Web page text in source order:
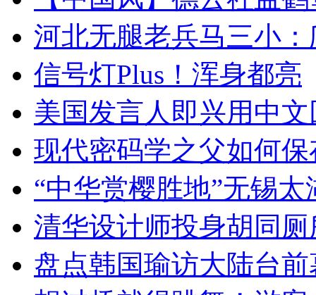
河北无腿老兵马三小
信号灯Plus！浑身都亮
美国发言人即兴用中
现代密码学之父如何
“中华赏樱胜地”无锡
清华设计师投身胡同
盘点韩国瑜访大陆台